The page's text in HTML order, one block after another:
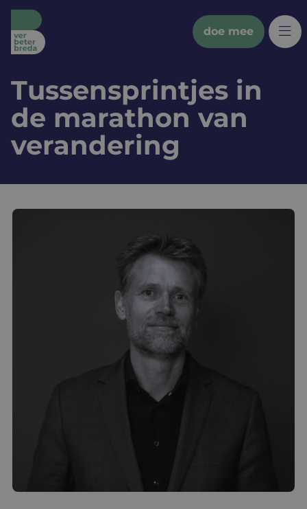
doe mee
wat we doen
bredanaars
doe mee
Tussensprintjes in
de marathon van
verandering